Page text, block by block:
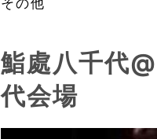
その他
鮨處八千代
代会場